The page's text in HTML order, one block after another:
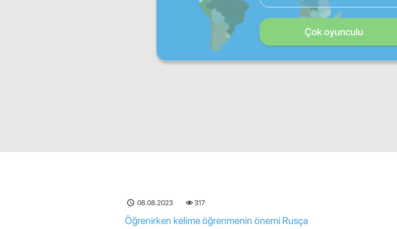
Çok oyunculu
08.08.2023 317
Öğrenirken kelime öğrenmenin önemi Rusça